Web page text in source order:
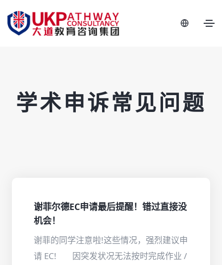
学术申诉常见问题
谢菲尔德EC申请最后提醒！错过直接没
机会！
谢菲的同学注意啦!这些情况，强烈建议申
请 EC! 因突发状况无法按时完成作业 /